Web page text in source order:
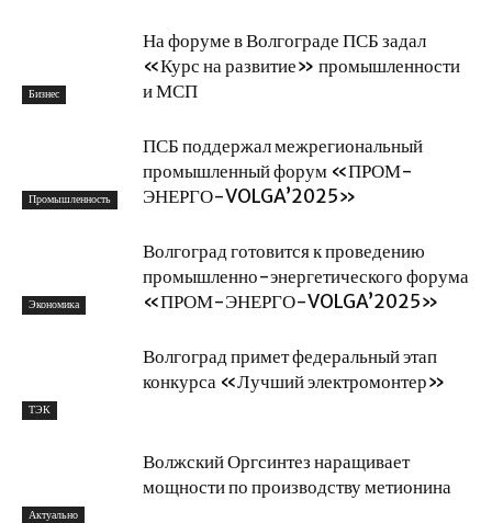
Бизнес
На форуме в Волгограде ПСБ задал
«Курс на развитие» промышленности
и МСП
Промышленность
ПСБ поддержал межрегиональный
промышленный форум «ПРОМ-
ЭНЕРГО-VOLGA’2025»
Экономика
Волгоград готовится к проведению
промышленно-энергетического форума
«ПРОМ-ЭНЕРГО-VOLGA’2025»
ТЭК
Волгоград примет федеральный этап
конкурса «Лучший электромонтер»
Актуально
Волжский Оргсинтез наращивает
мощности по производству метионина